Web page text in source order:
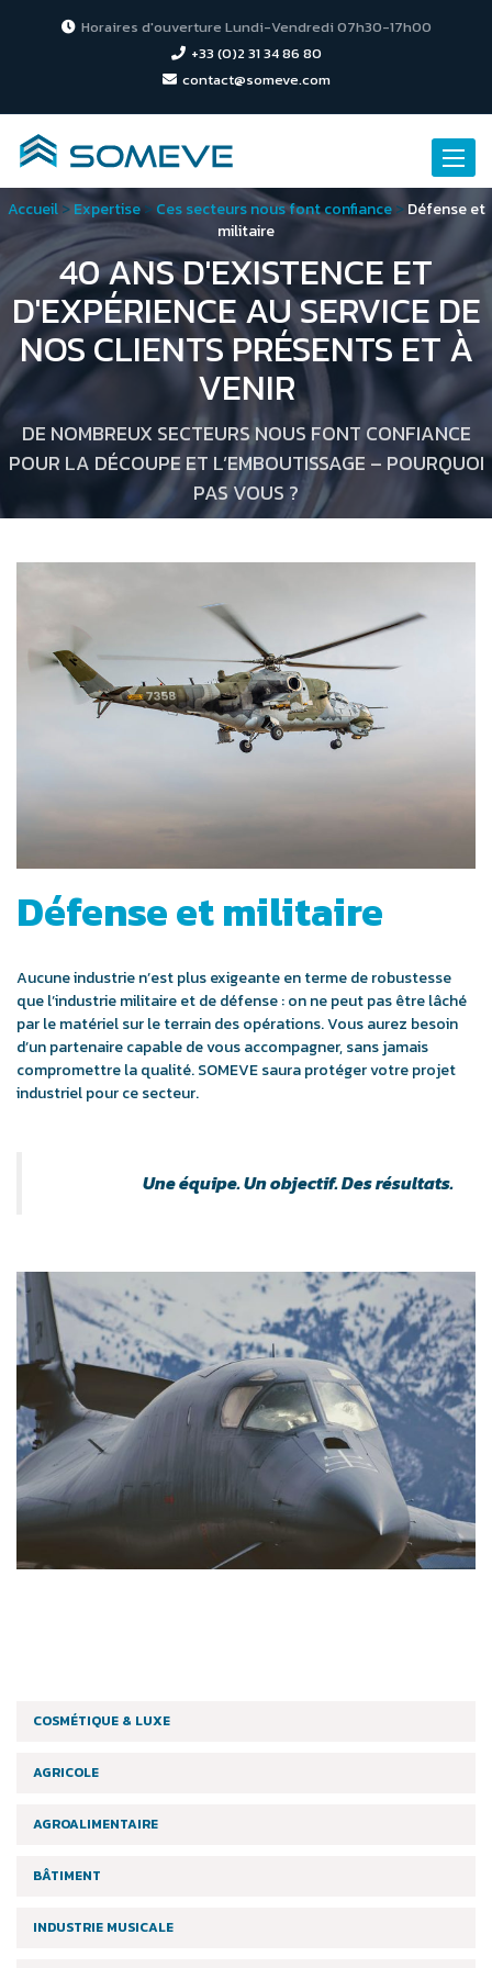
Horaires d'ouverture Lundi-Vendredi 07h30-17h00
+33 (0)2 31 34 86 80
contact@someve.com
Toggle
Accueil>Expertise>Ces secteurs nous font confiance>Défense et
militaire
40 ANS D'EXISTENCE ET
D'EXPÉRIENCE AU SERVICE DE
NOS CLIENTS PRÉSENTS ET À
VENIR
DE NOMBREUX SECTEURS NOUS FONT CONFIANCE
POUR LA DÉCOUPE ET L’EMBOUTISSAGE – POURQUOI
PAS VOUS ?
Défense et militaire
Aucune industrie n’est plus exigeante en terme de robustesse
que l’industrie militaire et de défense : on ne peut pas être lâché
par le matériel sur le terrain des opérations. Vous aurez besoin
d’un partenaire capable de vous accompagner, sans jamais
compromettre la qualité. SOMEVE saura protéger votre projet
industriel pour ce secteur.
Une équipe. Un objectif. Des résultats.
COSMÉTIQUE & LUXE
AGRICOLE
AGROALIMENTAIRE
BÂTIMENT
INDUSTRIE MUSICALE